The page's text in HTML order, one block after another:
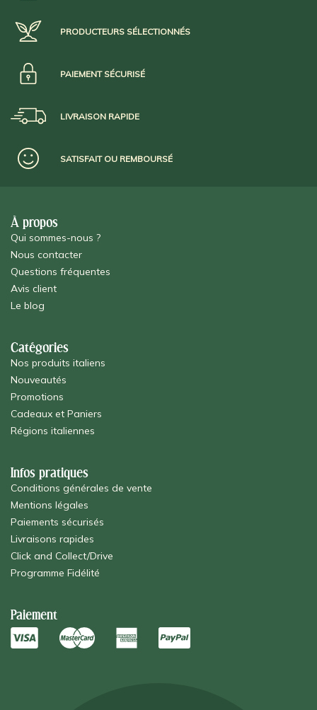
PRODUCTEURS SÉLECTIONNÉS
PAIEMENT SÉCURISÉ
LIVRAISON RAPIDE
SATISFAIT OU REMBOURSÉ
À propos
Qui sommes-nous ?
Nous contacter
Questions fréquentes
Avis client
Le blog
Catégories
Nos produits italiens
Nouveautés
Promotions
Cadeaux et Paniers
Régions italiennes
Infos pratiques
Conditions générales de vente
Mentions légales
Paiements sécurisés
Livraisons rapides
Click and Collect/Drive
Programme Fidélité
Paiement